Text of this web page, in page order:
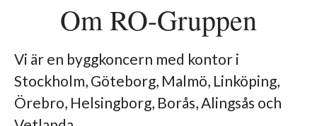
Om RO-Gruppen
Vi är en byggkoncern med kontor i
Stockholm, Göteborg, Malmö, Linköping,
Örebro, Helsingborg, Borås, Alingsås och